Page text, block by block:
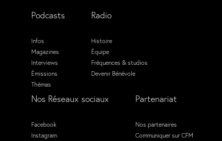
Podcasts
Infos
Magazines
Interviews
Émissions
Thémas
Radio
Histoire
Équipe
Fréquences & studios
Devenir Bénévole
Nos Réseaux sociaux
Facebook
Instagram
Partenariat
Nos partenaires
Communiquer sur CFM